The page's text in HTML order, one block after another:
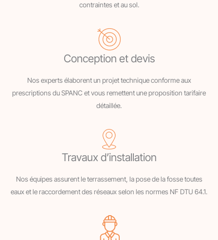
contraintes et au sol.
Conception et devis
Nos experts élaborent un projet technique conforme aux
prescriptions du SPANC et vous remettent une proposition tarifaire
détaillée.
Travaux d’installation
Nos équipes assurent le terrassement, la pose de la fosse toutes
eaux et le raccordement des réseaux selon les normes NF DTU 64.1.